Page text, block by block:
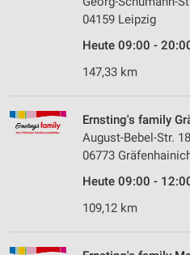
04159 Leipzig
Heute 09:00 -
147,33 km
Ernsting's family
August-Bebel-Str. 18
06773
Heute 09:00 -
109,12 km